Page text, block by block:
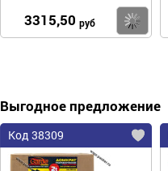
3315,50 руб
Выгодное предложение
Код 38309